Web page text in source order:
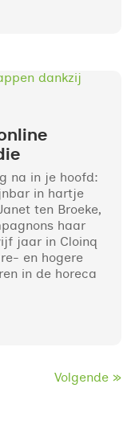
na in je hoofd:
in hartje
ten Broeke,
haar
jaar in Cloinq
en hogere
in de horeca
Volgende »